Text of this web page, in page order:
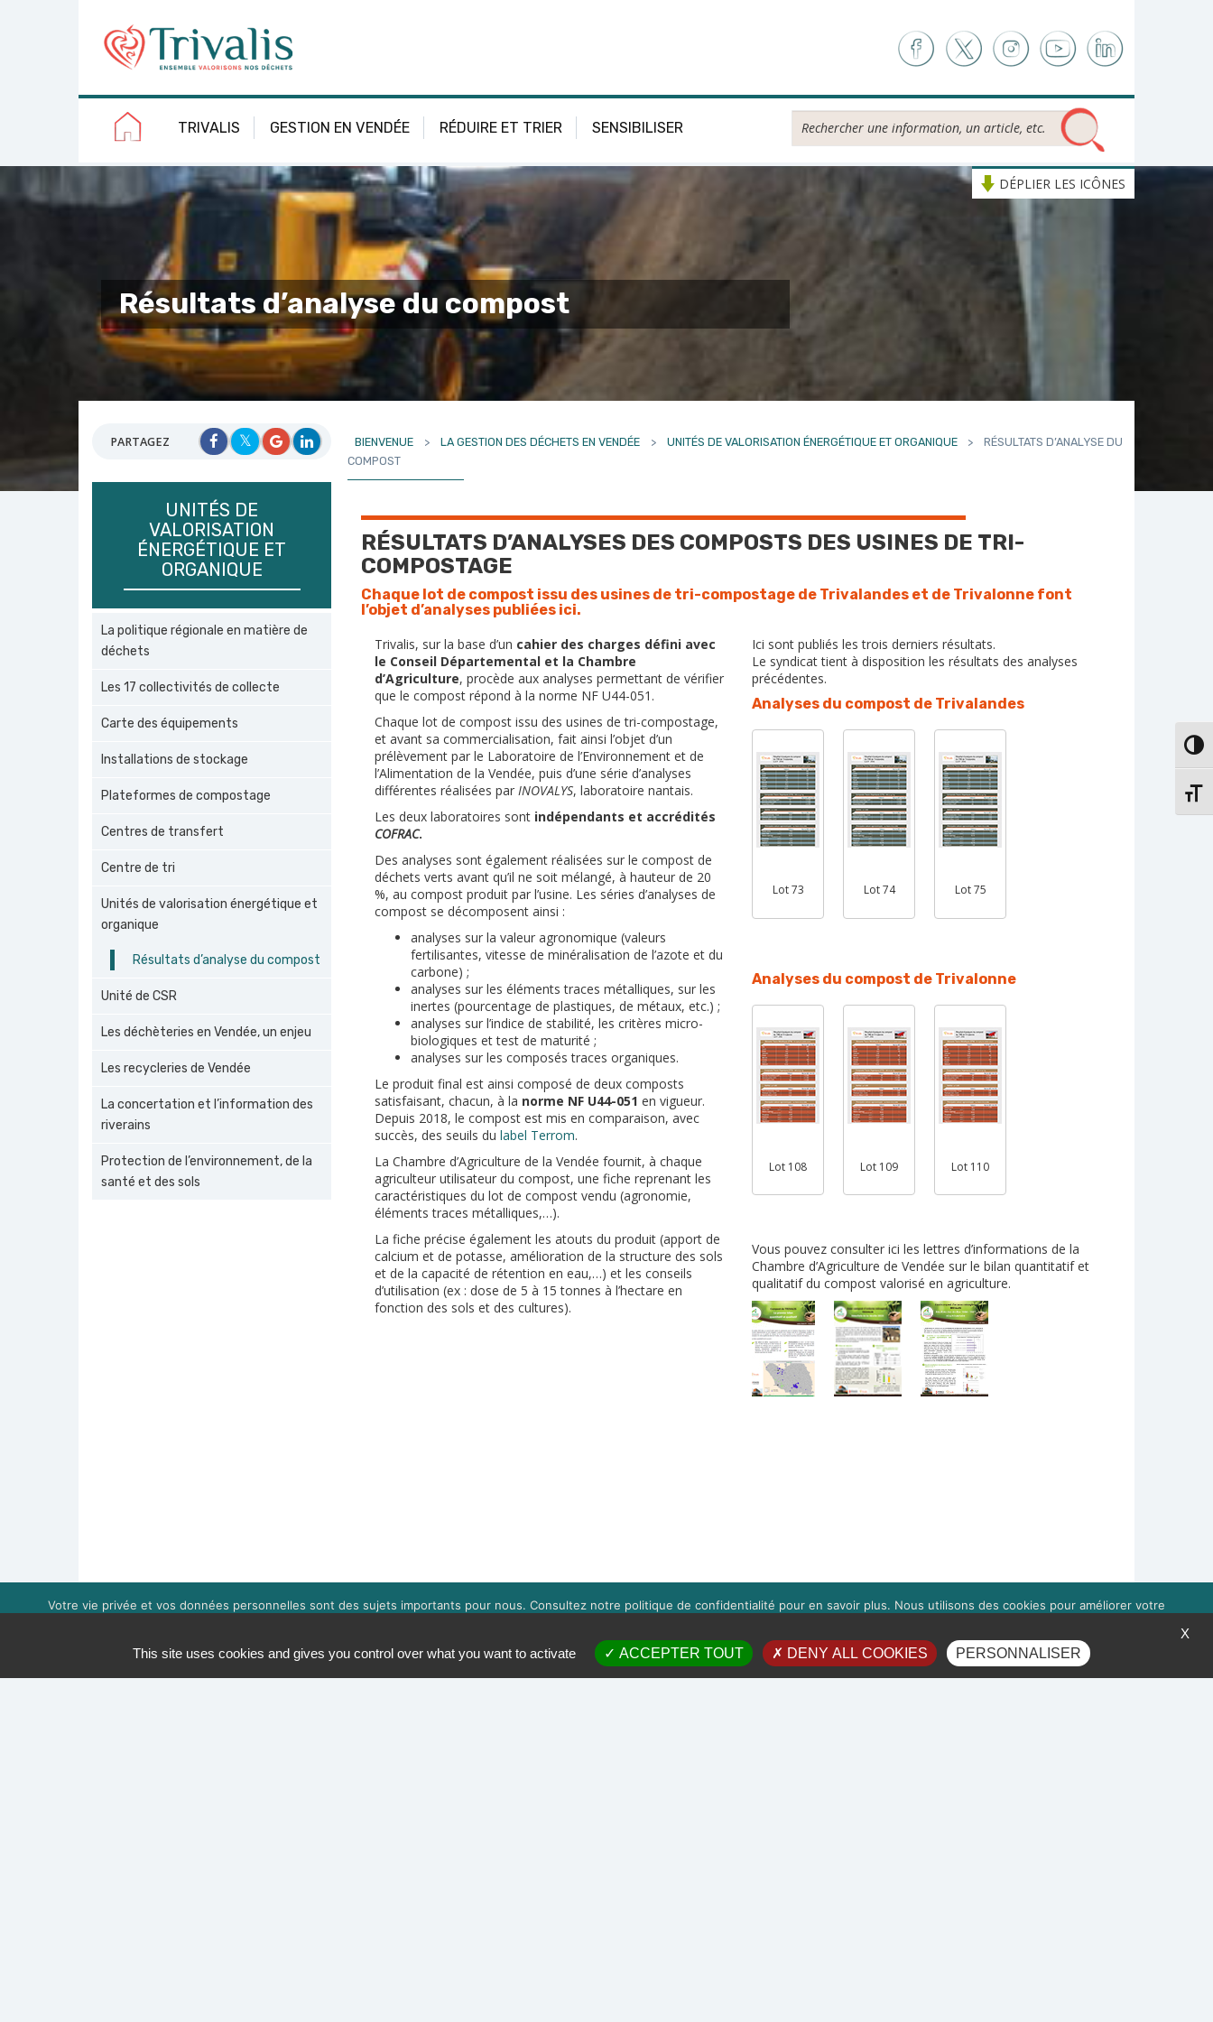
TRIVALIS GESTION EN VENDÉE RÉDUIRE ET TRIER SENSIBILISER Rechercher...
DÉPLIER LES ICÔNES
Résultats d’analyse du compost
PARTAGEZ
UNITÉS DE
VALORISATION
ÉNERGÉTIQUE ET
ORGANIQUE
La politique régionale en matière de
déchets
Les 17 collectivités de collecte
Carte des équipements
Installations de stockage
Plateformes de compostage
Centres de transfert
Centre de tri
Unités de valorisation énergétique et
organique
Résultats d’analyse du compost
Unité de CSR
Les déchèteries en Vendée, un enjeu
Les recycleries de Vendée
La concertation et l’information des
riverains
Protection de l’environnement, de la
santé et des sols
BIENVENUE > LA GESTION DES DÉCHETS EN VENDÉE > UNITÉS DE VALORISATION ÉNERGÉTIQUE ET ORGANIQUE >
RÉSULTATS D’ANALYSE DU
COMPOST
RÉSULTATS D’ANALYSES DES COMPOSTS DES USINES DE TRI-
COMPOSTAGE
Chaque lot de compost issu des usines de tri-compostage de Trivalandes et de Trivalonne font
l’objet d’analyses publiées ici.
Trivalis, sur la base d’un cahier des charges défini avec
le Conseil Départemental et la Chambre
d’Agriculture, procède aux analyses permettant de vérifier
que le compost répond à la norme NF U44-051.
Chaque lot de compost issu des usines de tri-compostage,
et avant sa commercialisation, fait ainsi l’objet d’un
prélèvement par le Laboratoire de l’Environnement et de
l’Alimentation de la Vendée, puis d’une série d’analyses
différentes réalisées par INOVALYS, laboratoire nantais.
Les deux laboratoires sont indépendants et accrédités
COFRAC.
Des analyses sont également réalisées sur le compost de
déchets verts avant qu’il ne soit mélangé, à hauteur de 20
%, au compost produit par l’usine. Les séries d’analyses de
compost se décomposent ainsi :
analyses sur la valeur agronomique (valeurs
fertilisantes, vitesse de minéralisation de l’azote et du
carbone) ;
analyses sur les éléments traces métalliques, sur les
inertes (pourcentage de plastiques, de métaux, etc.) ;
analyses sur l’indice de stabilité, les critères micro-
biologiques et test de maturité ;
analyses sur les composés traces organiques.
Le produit final est ainsi composé de deux composts
satisfaisant, chacun, à la norme NF U44-051 en vigueur.
Depuis 2018, le compost est mis en comparaison, avec
succès, des seuils du label Terrom.
La Chambre d’Agriculture de la Vendée fournit, à chaque
agriculteur utilisateur du compost, une fiche reprenant les
caractéristiques du lot de compost vendu (agronomie,
éléments traces métalliques,…).
La fiche précise également les atouts du produit (apport de
calcium et de potasse, amélioration de la structure des sols
et de la capacité de rétention en eau,…) et les conseils
d’utilisation (ex : dose de 5 à 15 tonnes à l’hectare en
fonction des sols et des cultures).
Ici sont publiés les trois derniers résultats.
Le syndicat tient à disposition les résultats des analyses
précédentes.
Analyses du compost de Trivalandes
Lot 73 Lot 74 Lot 75
Analyses du compost de Trivalonne
Lot 108 Lot 109 Lot 110
Vous pouvez consulter ici les lettres d’informations de la
Chambre d’Agriculture de Vendée sur le bilan quantitatif et
qualitatif du compost valorisé en agriculture.
Votre vie privée et vos données personnelles sont des sujets importants pour nous. Consultez notre politique de confidentialité pour en savoir plus. Nous utilisons des cookies pour améliorer votre
OK EN SAVOIR PLUS
X
This site uses cookies and gives you control over what you want to activate
ACCEPTER TOUT DENY ALL COOKIES PERSONNALISER